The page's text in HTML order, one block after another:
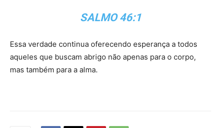
SALMO 46:1
Essa verdade continua oferecendo esperança a todos
aqueles que buscam abrigo não apenas para o corpo,
mas também para a alma.